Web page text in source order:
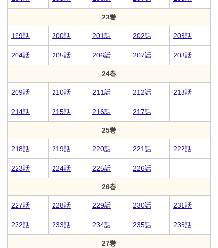
23巻
199話 200話 201話 202話 203話
204話 205話 206話 207話 208話
24巻
209話 210話 211話 212話 213話
214話 215話 216話 217話
25巻
218話 219話 220話 221話 222話
223話 224話 225話 226話
26巻
227話 228話 229話 230話 231話
232話 233話 234話 235話 236話
27巻